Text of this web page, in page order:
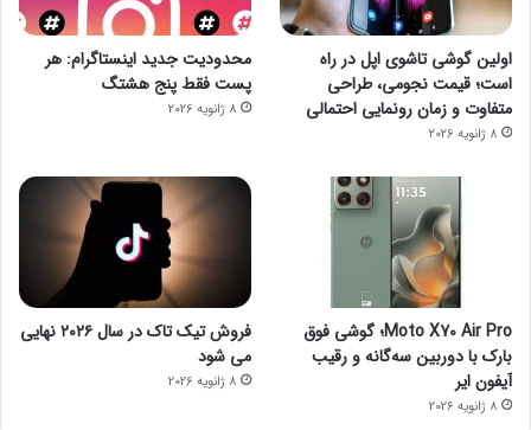
اولین گوشی تاشوی اپل در راه
است؛ قیمت نجومی، طراحی
متفاوت و زمان رونمایی احتمالی
8 ژانویه 2026
محدودیت جدید اینستاگرام: هر
پست فقط پنج هشتگ
8 ژانویه 2026
Moto X70 Air Pro؛ گوشی فوق
بارک با دوربین سه‌گانه و رقیب
آیفون ایر
8 ژانویه 2026
فروش تیک تاک در سال ۲۰۲۶ نهایی
می شود
8 ژانویه 2026